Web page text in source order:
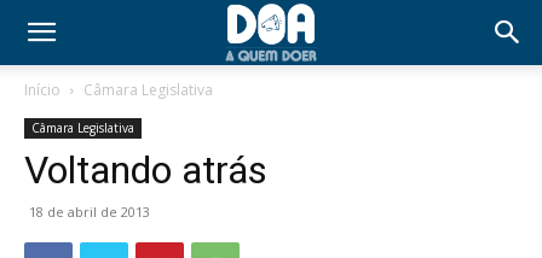
Início Câmara Legislativa
Câmara Legislativa
Voltando atrás
18 de abril de 2013